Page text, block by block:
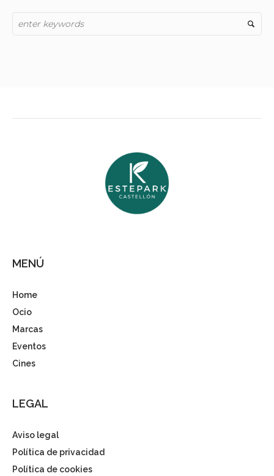
MENÚ
Home
Ocio
Marcas
Eventos
Cines
LEGAL
Aviso legal
Política de privacidad
Política de cookies